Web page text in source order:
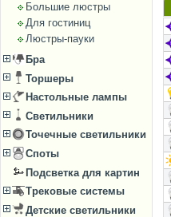
Большие люстры
Для гостиниц
Люстры-пауки
Бра
Торшеры
Настольные лампы
Светильники
Точечные светильники
Споты
Подсветка для картин
Трековые системы
Детские светильники